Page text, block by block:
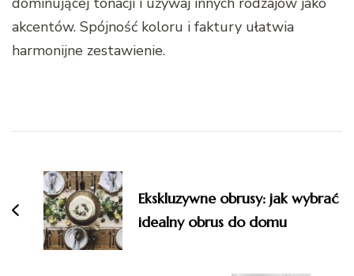
akcentów. Spójność koloru i faktury ułatwia
harmonijne zestawienie.
wpisu
Ekskluzywne obrusy: jak wybrać
idealny obrus do domu